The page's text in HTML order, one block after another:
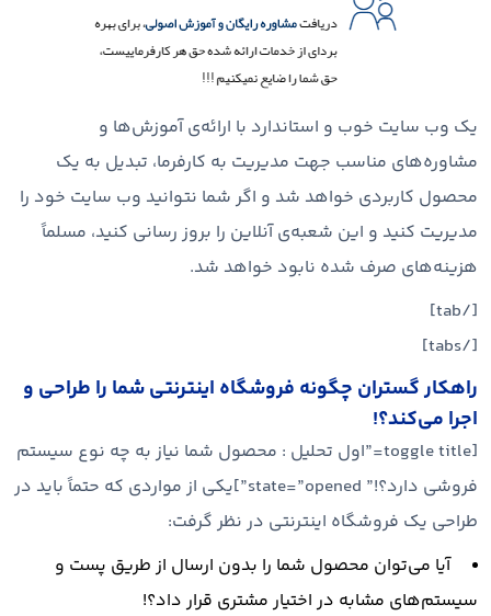
یک وب سایت خوب و استاندارد با ارائه‌ی آموزش‌ها و
مشاوره‌های مناسب جهت مدیریت به کارفرما، تبدیل به یک
محصول کاربردی خواهد شد و اگر شما نتوانید وب سایت خود را
مدیریت کنید و این شعبه‌ی آنلاین را بروز رسانی کنید، مسلماً
هزینه‌های صرف شده نابود خواهد شد.
[/tab]
[/tabs]
راهکار گستران چگونه فروشگاه اینترنتی شما را طراحی و
اجرا می‌کند؟!
[toggle title=”اول تحلیل : محصول شما نیاز به چه نوع سیستم
فروشی دارد؟!” state=”opened”]یکی از مواردی که حتماً باید در
طراحی یک فروشگاه اینترنتی در نظر گرفت:
آیا می‌توان محصول شما را بدون ارسال از طریق پست و
سیستم‌های مشابه در اختیار مشتری قرار داد؟!